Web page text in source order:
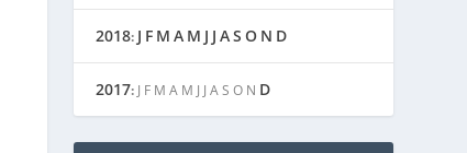
2018: J F M A M J J AS O N D
2017: J F M A M J J AS O N D